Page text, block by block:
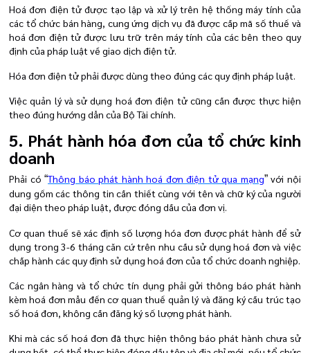
Hoá đơn điện tử được tạo lập và xử lý trên hệ thống máy tính của
các tổ chức bán hàng, cung ứng dịch vụ đã được cấp mã số thuế và
hoá đơn điện tử được lưu trữ trên máy tính của các bên theo quy
định của pháp luật về giao dịch điện tử.
Hóa đơn điện tử phải được dùng theo đúng các quy định pháp luật.
Việc quản lý và sử dụng hoá đơn điện tử cũng cần được thực hiện
theo đúng hướng dẫn của Bộ Tài chính.
5. Phát hành hóa đơn của tổ chức kinh
doanh
Phải có“Thông báo phát hành hoá đơn điện tử qua mạng”với nội
dung gồm các thông tin cần thiết cùng với tên và chữ ký của người
đại diện theo pháp luật, được đóng dấu của đơn vị.
Cơ quan thuế sẽ xác định số lượng hóa đơn được phát hành để sử
dụng trong 3-6 tháng căn cứ trên nhu cầu sử dụng hoá đơn và việc
chấp hành các quy định sử dụng hoá đơn của tổ chức doanh nghiệp.
Các ngân hàng và tổ chức tín dụng phải gửi thông báo phát hành
kèm hoá đơn mẫu đến cơ quan thuế quản lý và đăng ký cấu trúc tạo
số hoá đơn, không cần đăng ký số lượng phát hành.
Khi mà các số hoá đơn đã thực hiện thông báo phát hành chưa sử